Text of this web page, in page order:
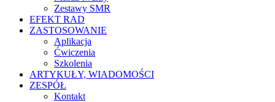
Zestawy SMR
EFEKT RAD
ZASTOSOWANIE
Aplikacja
Ćwiczenia
Szkolenia
ARTYKUŁY, WIADOMOŚCI
ZESPÓŁ
Kontakt